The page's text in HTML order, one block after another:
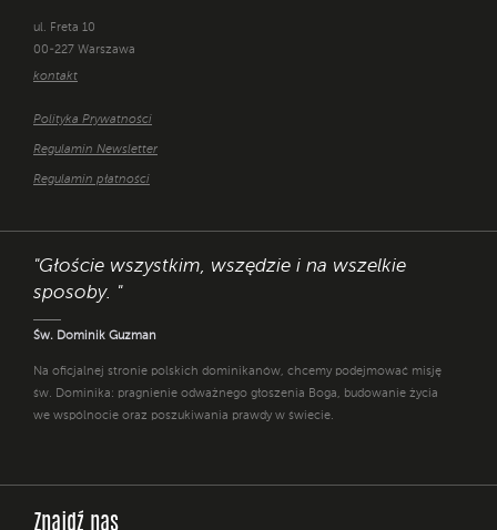
ul. Freta 10
00-227 Warszawa
kontakt
Polityka Prywatności
Regulamin Newsletter
Regulamin płatności
"Głoście wszystkim, wszędzie i na wszelkie
sposoby. "
Św. Dominik Guzman
Na oficjalnej stronie polskich dominikanów, chcemy podejmować misję
św. Dominika: pragnienie odważnego głoszenia Boga, budowanie życia
we wspólnocie oraz poszukiwania prawdy w świecie.
Znajdź nas